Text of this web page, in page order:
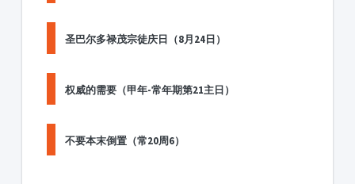
圣巴尔多禄茂宗徒庆日（8月24日）
权威的需要（甲年-常年期第21主日）
不要本末倒置（常20周6）